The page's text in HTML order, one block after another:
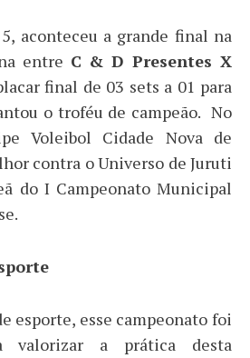
aconteceu a grande final na
entre C & D Presentes X
final de 03 sets a 01 para
o troféu de campeão. No
Voleibol Cidade Nova de
contra o Universo de Juruti
do I Campeonato Municipal
esporte, esse campeonato foi
valorizar a prática desta